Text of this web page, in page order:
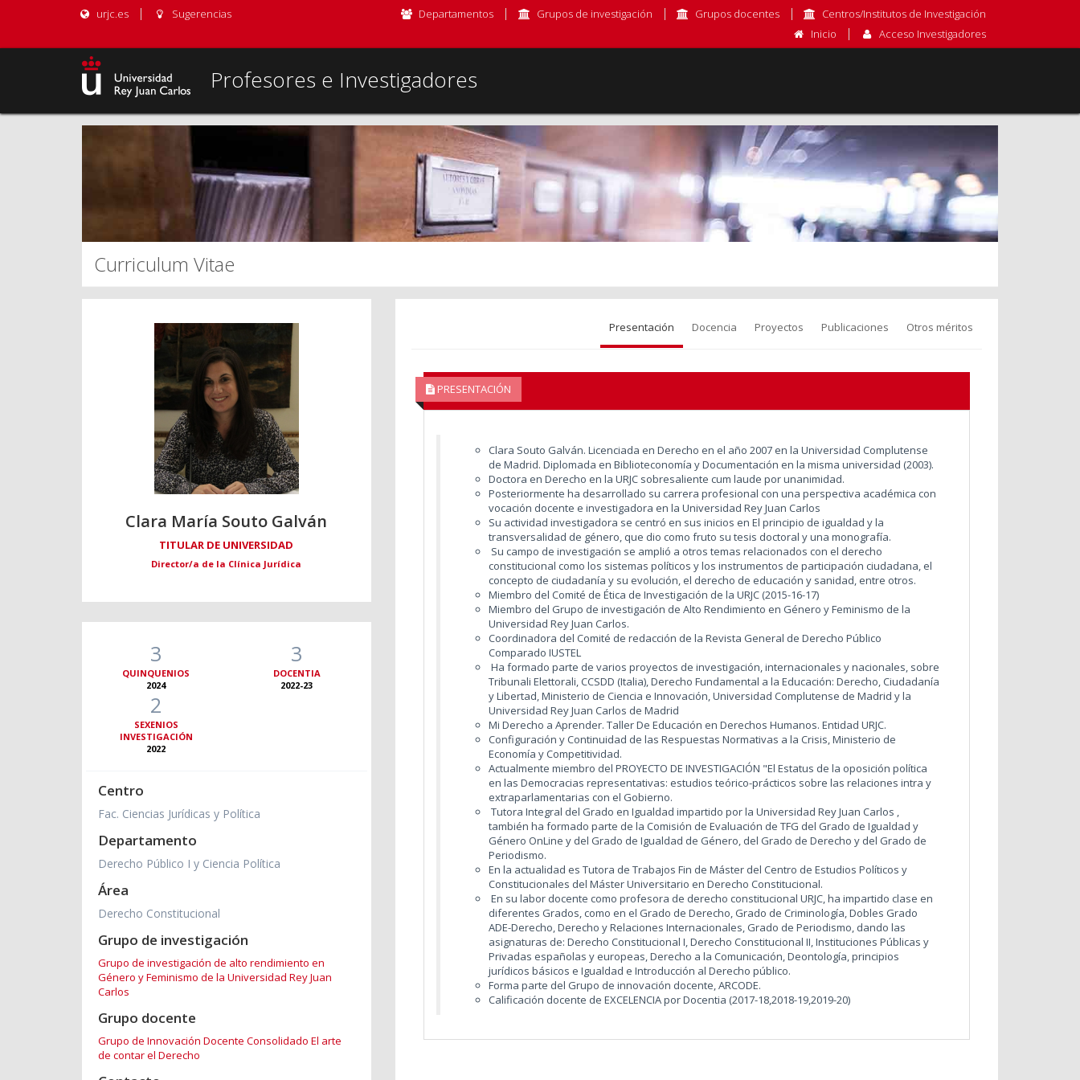
urjc.es Sugerencias Departamentos Grupos de investigación Grupos docentes
Centros/Institutos de Investigación
Inicio
Acceso Investigadores
Profesores e Investigadores
Curriculum Vitae
Clara María Souto Galván
TITULAR DE UNIVERSIDAD
Director/a de la Clínica Jurídica
3
QUINQUENIOS
2024
3
DOCENTIA
2022-23
2
SEXENIOS
INVESTIGACIÓN
2022
Centro
Fac. Ciencias Jurídicas y Política
Departamento
Derecho Público I y Ciencia Política
Área
Derecho Constitucional
Grupo de investigación
Grupo de investigación de alto rendimiento en
Género y Feminismo de la Universidad Rey Juan
Carlos
Grupo docente
Grupo de Innovación Docente Consolidado El arte
de contar el Derecho
Presentación Docencia Proyectos Publicaciones Otros méritos
PRESENTACIÓN
Clara Souto Galván. Licenciada en Derecho en el año 2007 en la Universidad Complutense
de Madrid. Diplomada en Biblioteconomía y Documentación en la misma universidad (2003).
Doctora en Derecho en la URJC sobresaliente cum laude por unanimidad.
Posteriormente ha desarrollado su carrera profesional con una perspectiva académica con
vocación docente e investigadora en la Universidad Rey Juan Carlos
Su actividad investigadora se centró en sus inicios en El principio de igualdad y la
transversalidad de género, que dio como fruto su tesis doctoral y una monografía.
Su campo de investigación se amplió a otros temas relacionados con el derecho
constitucional como los sistemas políticos y los instrumentos de participación ciudadana, el
concepto de ciudadanía y su evolución, el derecho de educación y sanidad, entre otros.
Miembro del Comité de Ética de Investigación de la URJC (2015-16-17)
Miembro del Grupo de investigación de Alto Rendimiento en Género y Feminismo de la
Universidad Rey Juan Carlos.
Coordinadora del Comité de redacción de la Revista General de Derecho Público
Comparado IUSTEL
Ha formado parte de varios proyectos de investigación, internacionales y nacionales, sobre
Tribunali Elettorali, CCSDD (Italia), Derecho Fundamental a la Educación: Derecho, Ciudadanía
y Libertad, Ministerio de Ciencia e Innovación, Universidad Complutense de Madrid y la
Universidad Rey Juan Carlos de Madrid
Mi Derecho a Aprender. Taller De Educación en Derechos Humanos. Entidad URJC.
Configuración y Continuidad de las Respuestas Normativas a la Crisis, Ministerio de
Economía y Competitividad.
Actualmente miembro del PROYECTO DE INVESTIGACIÓN "El Estatus de la oposición política
en las Democracias representativas: estudios teórico-prácticos sobre las relaciones intra y
extraparlamentarias con el Gobierno.
Tutora Integral del Grado en Igualdad impartido por la Universidad Rey Juan Carlos ,
también ha formado parte de la Comisión de Evaluación de TFG del Grado de Igualdad y
Género OnLine y del Grado de Igualdad de Género, del Grado de Derecho y del Grado de
Periodismo.
En la actualidad es Tutora de Trabajos Fin de Máster del Centro de Estudios Políticos y
Constitucionales del Máster Universitario en Derecho Constitucional.
En su labor docente como profesora de derecho constitucional URJC, ha impartido clase en
diferentes Grados, como en el Grado de Derecho, Grado de Criminología, Dobles Grado
ADE-Derecho, Derecho y Relaciones Internacionales, Grado de Periodismo, dando las
asignaturas de: Derecho Constitucional I, Derecho Constitucional II, Instituciones Públicas y
Privadas españolas y europeas, Derecho a la Comunicación, Deontología, principios
jurídicos básicos e Igualdad e Introducción al Derecho público.
Forma parte del Grupo de innovación docente, ARCODE.
Calificación docente de EXCELENCIA por Docentia (2017-18,2018-19,2019-20)